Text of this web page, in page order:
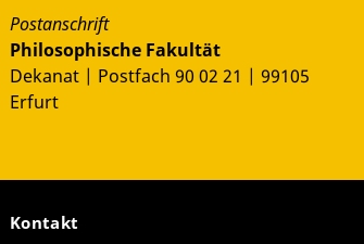
Postanschrift
Philosophische Fakultät
Dekanat | Postfach 90 02 21 | 99105
Erfurt
Kontakt